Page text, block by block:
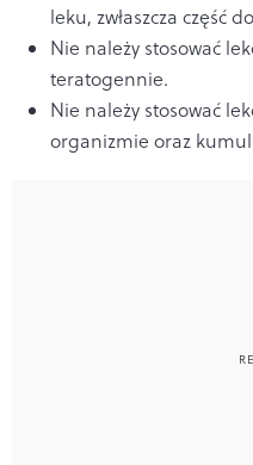
leku, zwłaszcza część
Nie należy stosować
teratogennie.
Nie należy stosować
organizmie oraz